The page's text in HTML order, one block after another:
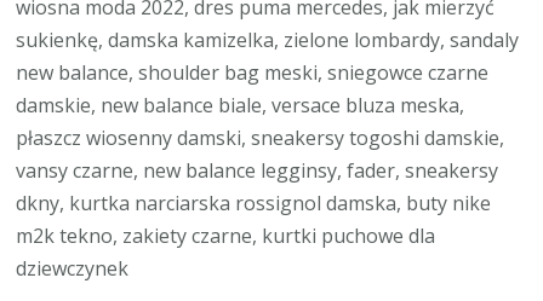
wiosna moda 2022, dres puma mercedes, jak mierzyć
sukienkę, damska kamizelka, zielone lombardy, sandaly
new balance, shoulder bag meski, sniegowce czarne
damskie, new balance biale, versace bluza meska,
płaszcz wiosenny damski, sneakersy togoshi damskie,
vansy czarne, new balance legginsy, fader, sneakersy
dkny, kurtka narciarska rossignol damska, buty nike
m2k tekno, zakiety czarne, kurtki puchowe dla
dziewczynek